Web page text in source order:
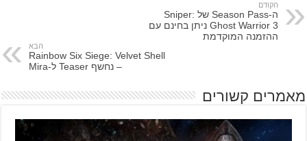
הקודם
ה-Season Pass של Sniper:
Ghost Warrior 3 ניתן בחינם עם
ההזמנה המוקדמת
הבא
Rainbow Six Siege: Velvet Shell
– נחשף Teaser ל-Mira
מאמרים קשורים